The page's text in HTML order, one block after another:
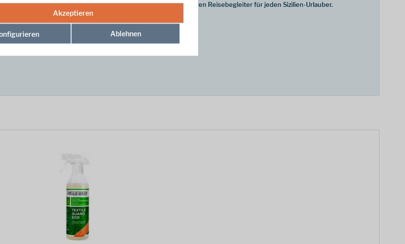
Impressionen und machen das Buch zu einem unverzichtbaren Reisebegleiter für jeden Sizilien-Urlauber.
Akzeptieren
Ablehnen